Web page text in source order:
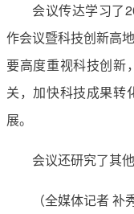
会议传达学习了
作会议暨科技创新高
要高度重视科技创新
关，加快科技成果转
展。
会议还研究了其他
（全媒体记者 补